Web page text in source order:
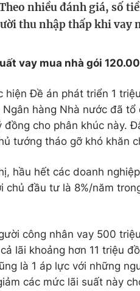
Chất lượng cuộc sống
nhiều đánh giá, số
thu nhập thấp khi vay
vay mua nhà gói
hiện Đề án phát triển 1
Ngân hàng Nhà nước đã
đồng cho phân khúc này.
tướng tháo gỡ khó khăn
hầu hết các doanh
chủ đầu tư là 8%/năm
công nhân vay 500
lãi khoảng hơn 11 triệu
là 1 áp lực với những
các mức lãi suất này